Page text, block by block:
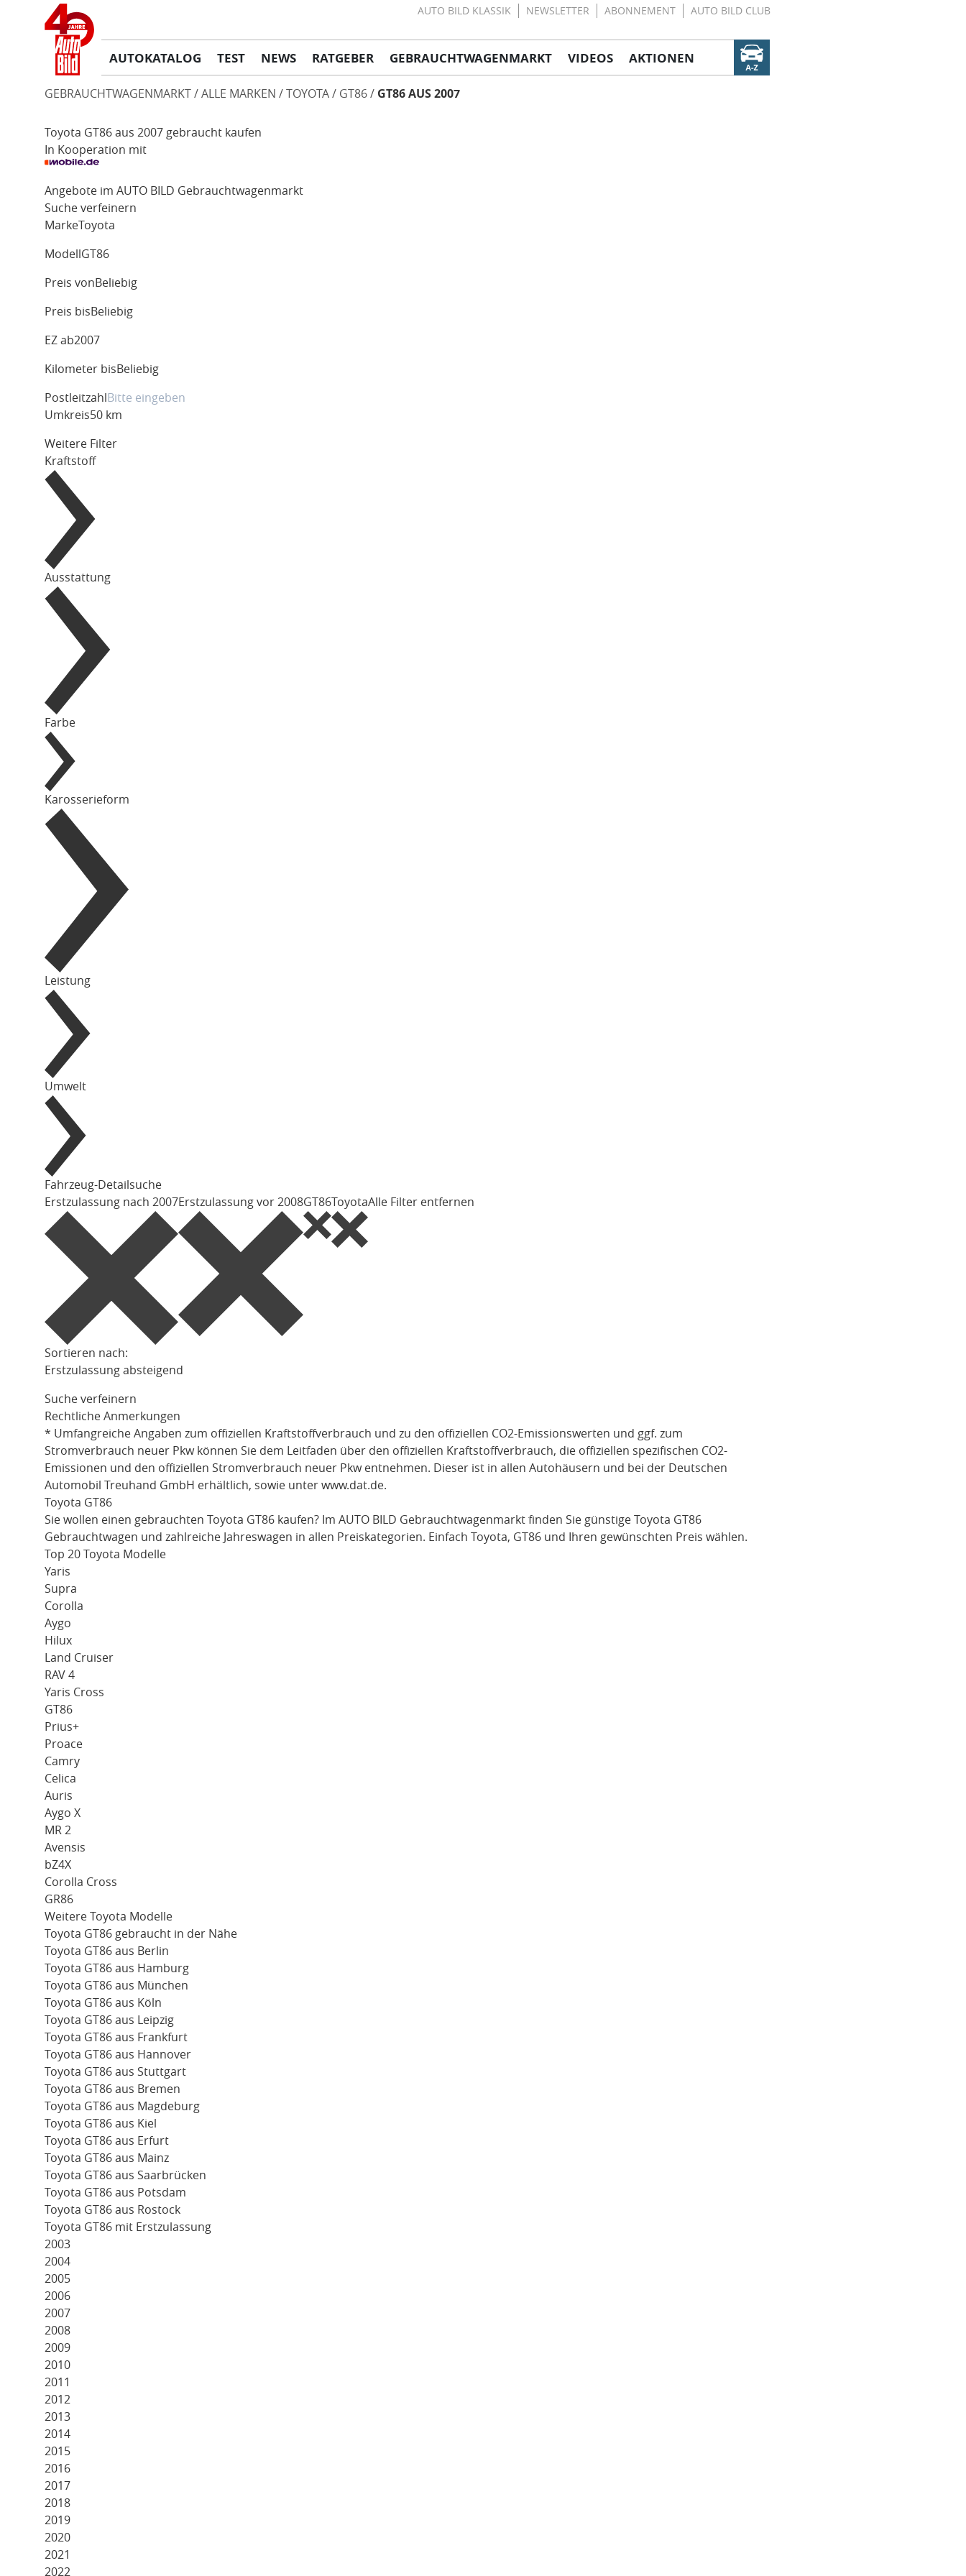
AUTO BILD KLASSIK NEWSLETTER ABONNEMENT AUTO BILD CLUB
AUTOKATALOG TEST NEWS RATGEBER GEBRAUCHTWAGENMARKT VIDEOS AKTIONEN
GEBRAUCHTWAGENMARKT ALLE MARKEN TOYOTA GT86 GT86 AUS 2007
Toyota GT86 aus 2007 gebraucht kaufen
In Kooperation mit
Angebote im AUTO BILD Gebrauchtwagenmarkt
Suche verfeinern
MarkeToyota
Modell GT86
Preis von Beliebig
Preis bis Beliebig
EZ ab2007
Kilometer bis Beliebig
Postleitzahl
Umkreis50 km
Weitere Filter
Kraftstoff
Ausstattung
Farbe
Karosserieform
Leistung
Umwelt
Fahrzeug-Detailsuche
Erstzulassung nach 2007Erstzulassung vor 2008GT86ToyotaAlle Filter entfernen
Sortieren nach:
Erstzulassung absteigend
Suche verfeinern
Rechtliche Anmerkungen
* Umfangreiche Angaben zum offiziellen Kraftstoffverbrauch und zu den offiziellen CO2-Emissionswerten und ggf. zum
Stromverbrauch neuer Pkw können Sie dem Leitfaden über den offiziellen Kraftstoffverbrauch, die offiziellen spezifischen CO2-
Emissionen und den offiziellen Stromverbrauch neuer Pkw entnehmen. Dieser ist in allen Autohäusern und bei der Deutschen
Automobil Treuhand GmbH erhältlich, sowie unter www.dat.de.
Toyota GT86
Sie wollen einen gebrauchten Toyota GT86 kaufen? Im AUTO BILD Gebrauchtwagenmarkt finden Sie günstige Toyota GT86
Gebrauchtwagen und zahlreiche Jahreswagen in allen Preiskategorien. Einfach Toyota, GT86 und Ihren gewünschten Preis wählen.
Top 20 Toyota Modelle
Yaris
Supra
Corolla
Aygo
Hilux
Land Cruiser
RAV 4
Yaris Cross
GT86
Prius+
Proace
Camry
Celica
Auris
Aygo X
MR 2
Avensis
bZ4X
Corolla Cross
GR86
Weitere Toyota Modelle
Toyota GT86 gebraucht in der Nähe
Toyota GT86 aus Berlin
Toyota GT86 aus Hamburg
Toyota GT86 aus München
Toyota GT86 aus Köln
Toyota GT86 aus Leipzig
Toyota GT86 aus Frankfurt
Toyota GT86 aus Hannover
Toyota GT86 aus Stuttgart
Toyota GT86 aus Bremen
Toyota GT86 aus Magdeburg
Toyota GT86 aus Kiel
Toyota GT86 aus Erfurt
Toyota GT86 aus Mainz
Toyota GT86 aus Saarbrücken
Toyota GT86 aus Potsdam
Toyota GT86 aus Rostock
Toyota GT86 mit Erstzulassung
2003
2004
2005
2006
2007
2008
2009
2010
2011
2012
2013
2014
2015
2016
2017
2018
2019
2020
2021
2022